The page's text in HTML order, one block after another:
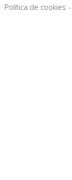
Política de cookies -